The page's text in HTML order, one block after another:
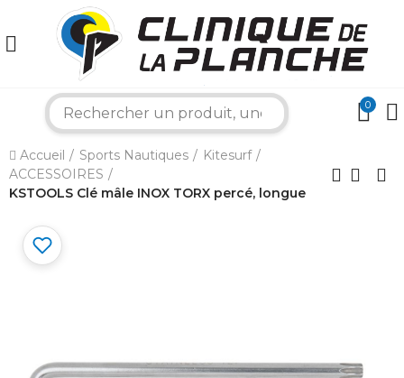
0
Accueil Sports Nautiques
Kitesurf
ACCESSOIRES
KSTOOLS Clé mâle INOX TORX percé, longue